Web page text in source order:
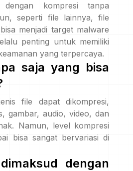
kompresi tanpa
seperti file lainnya, file
menjadi target malware
penting untuk memiliki
yang terpercaya.
saja yang bisa
file dapat dikompresi,
gambar, audio, video, dan
Namun, level kompresi
bisa sangat bervariasi di
dengan